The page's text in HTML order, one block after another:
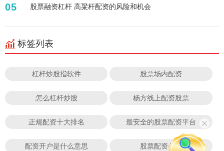
05 股票融资杠杆 高粱杆配资的风险和机会
标签列表
杠杆炒股指软件 股票场内配资
怎么杠杆炒股 杨方线上配资股票
正规配资十大排名 最安全的股票配资平台
配资开户是什么意思 股票配资公司